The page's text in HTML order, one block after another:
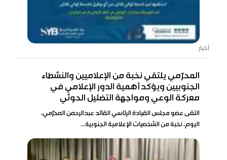
أخبار
المحرّمي يلتقي نخبة من الإعلاميين والنشطاء
الجنوبيين ويؤكد أهمية الدور الإعلامي في
معركة الوعي ومواجهة التضليل الحوثي
التقى عضو مجلس القيادة الرئاسي القائد عبدالرحمن المحرّمي،
اليوم، نخبة من الشخصيات الإعلامية الجنوبية...